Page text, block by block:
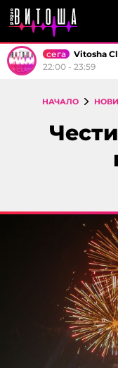
сега
Vitosha
22:00 - 23:59
НАЧАЛО